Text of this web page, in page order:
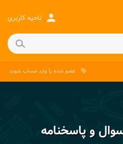
person ناحیه کاربری
local_offer عضو شده یاوارد حساب شوید.
و پاسخنامه